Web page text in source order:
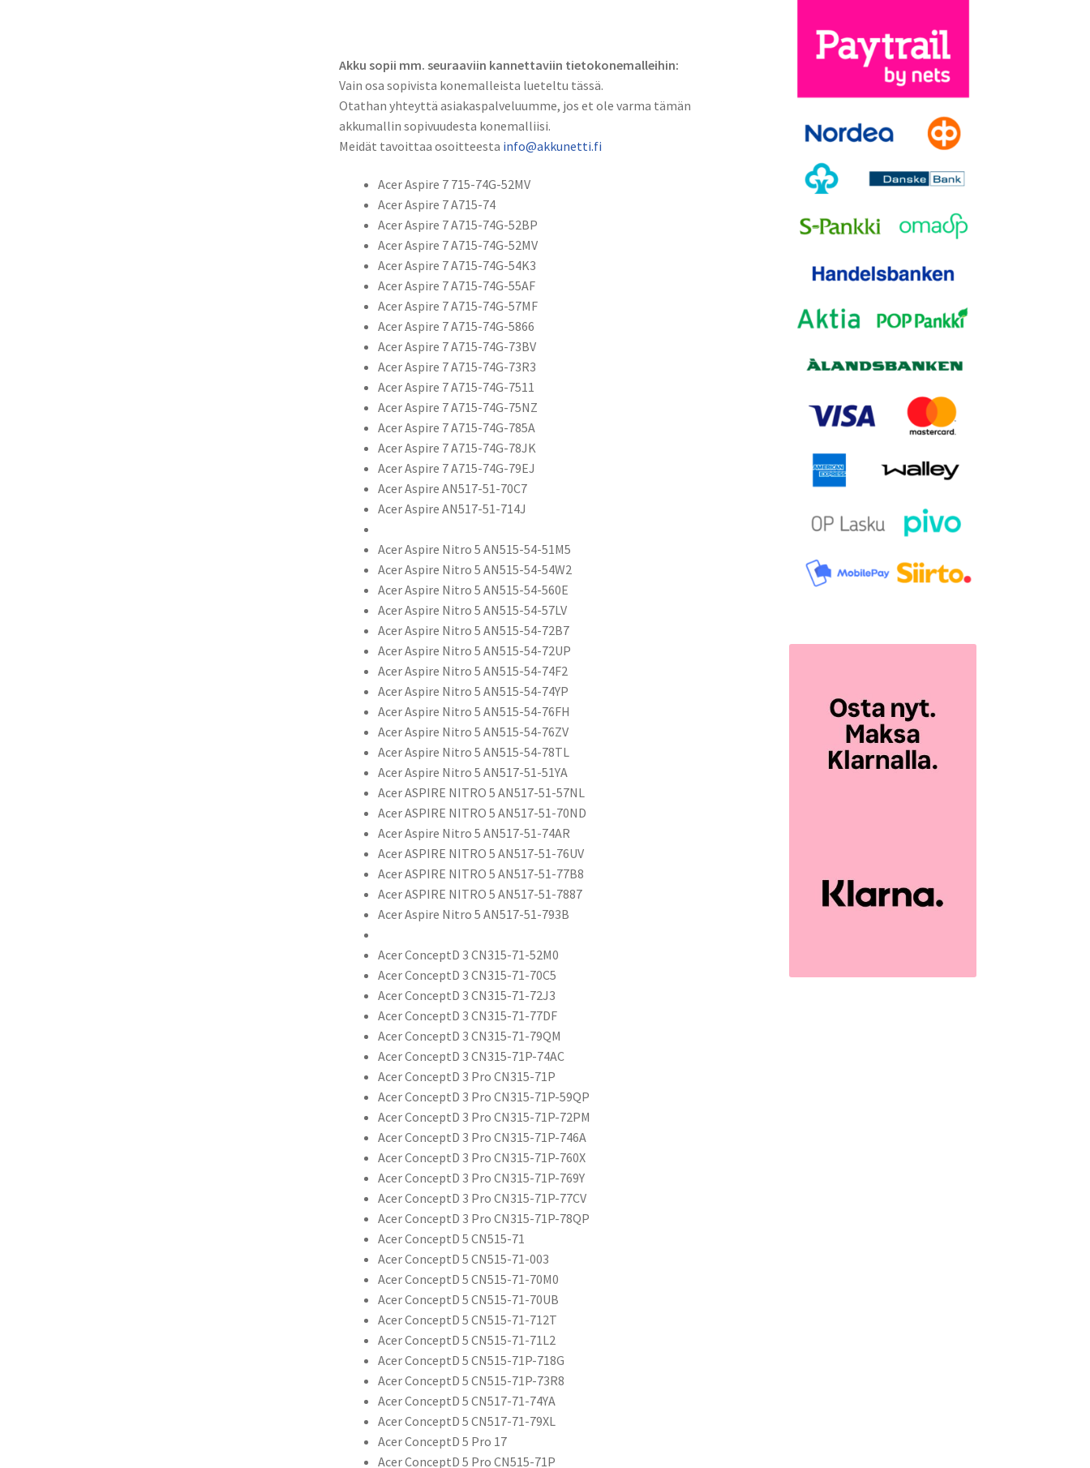
CN315-
71,
Acer
ConceptD
5
71
-
Sarjat
Li-
Pol
15,4V
3700mAh
57Wh
/
Acer
AP18E7M,
AP18E8M,
KT.00407.007,
KT00407009
määrä
Akku sopii mm. seuraaviin kannettaviin tietokonemalleihin:
Vain osa sopivista konemalleista lueteltu tässä.
Otathan yhteyttä asiakaspalveluumme, jos et ole varma tämän
akkumallin sopivuudesta konemalliisi.
Meidät tavoittaa osoitteesta info@akkunetti.fi
Acer Aspire 7 715-74G-52MV
Acer Aspire 7 A715-74
Acer Aspire 7 A715-74G-52BP
Acer Aspire 7 A715-74G-52MV
Acer Aspire 7 A715-74G-54K3
Acer Aspire 7 A715-74G-55AF
Acer Aspire 7 A715-74G-57MF
Acer Aspire 7 A715-74G-5866
Acer Aspire 7 A715-74G-73BV
Acer Aspire 7 A715-74G-73R3
Acer Aspire 7 A715-74G-7511
Acer Aspire 7 A715-74G-75NZ
Acer Aspire 7 A715-74G-785A
Acer Aspire 7 A715-74G-78JK
Acer Aspire 7 A715-74G-79EJ
Acer Aspire AN517-51-70C7
Acer Aspire AN517-51-714J
Acer Aspire Nitro 5 AN515-54-51M5
Acer Aspire Nitro 5 AN515-54-54W2
Acer Aspire Nitro 5 AN515-54-560E
Acer Aspire Nitro 5 AN515-54-57LV
Acer Aspire Nitro 5 AN515-54-72B7
Acer Aspire Nitro 5 AN515-54-72UP
Acer Aspire Nitro 5 AN515-54-74F2
Acer Aspire Nitro 5 AN515-54-74YP
Acer Aspire Nitro 5 AN515-54-76FH
Acer Aspire Nitro 5 AN515-54-76ZV
Acer Aspire Nitro 5 AN515-54-78TL
Acer Aspire Nitro 5 AN517-51-51YA
Acer ASPIRE NITRO 5 AN517-51-57NL
Acer ASPIRE NITRO 5 AN517-51-70ND
Acer Aspire Nitro 5 AN517-51-74AR
Acer ASPIRE NITRO 5 AN517-51-76UV
Acer ASPIRE NITRO 5 AN517-51-77B8
Acer ASPIRE NITRO 5 AN517-51-7887
Acer Aspire Nitro 5 AN517-51-793B
Acer ConceptD 3 CN315-71-52M0
Acer ConceptD 3 CN315-71-70C5
Acer ConceptD 3 CN315-71-72J3
Acer ConceptD 3 CN315-71-77DF
Acer ConceptD 3 CN315-71-79QM
Acer ConceptD 3 CN315-71P-74AC
Acer ConceptD 3 Pro CN315-71P
Acer ConceptD 3 Pro CN315-71P-59QP
Acer ConceptD 3 Pro CN315-71P-72PM
Acer ConceptD 3 Pro CN315-71P-746A
Acer ConceptD 3 Pro CN315-71P-760X
Acer ConceptD 3 Pro CN315-71P-769Y
Acer ConceptD 3 Pro CN315-71P-77CV
Acer ConceptD 3 Pro CN315-71P-78QP
Acer ConceptD 5 CN515-71
Acer ConceptD 5 CN515-71-003
Acer ConceptD 5 CN515-71-70M0
Acer ConceptD 5 CN515-71-70UB
Acer ConceptD 5 CN515-71-712T
Acer ConceptD 5 CN515-71-71L2
Acer ConceptD 5 CN515-71P-718G
Acer ConceptD 5 CN515-71P-73R8
Acer ConceptD 5 CN517-71-74YA
Acer ConceptD 5 CN517-71-79XL
Acer ConceptD 5 Pro 17
Acer ConceptD 5 Pro CN515-71P